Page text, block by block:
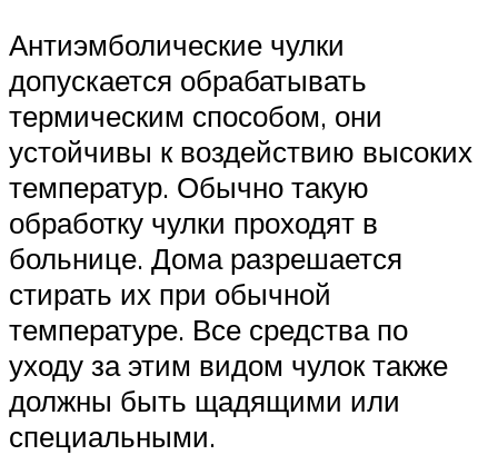
Антиэмболические чулки
допускается обрабатывать
термическим способом, они
устойчивы к воздействию высоких
температур. Обычно такую
обработку чулки проходят в
больнице. Дома разрешается
стирать их при обычной
температуре. Все средства по
уходу за этим видом чулок также
должны быть щадящими или
специальными.